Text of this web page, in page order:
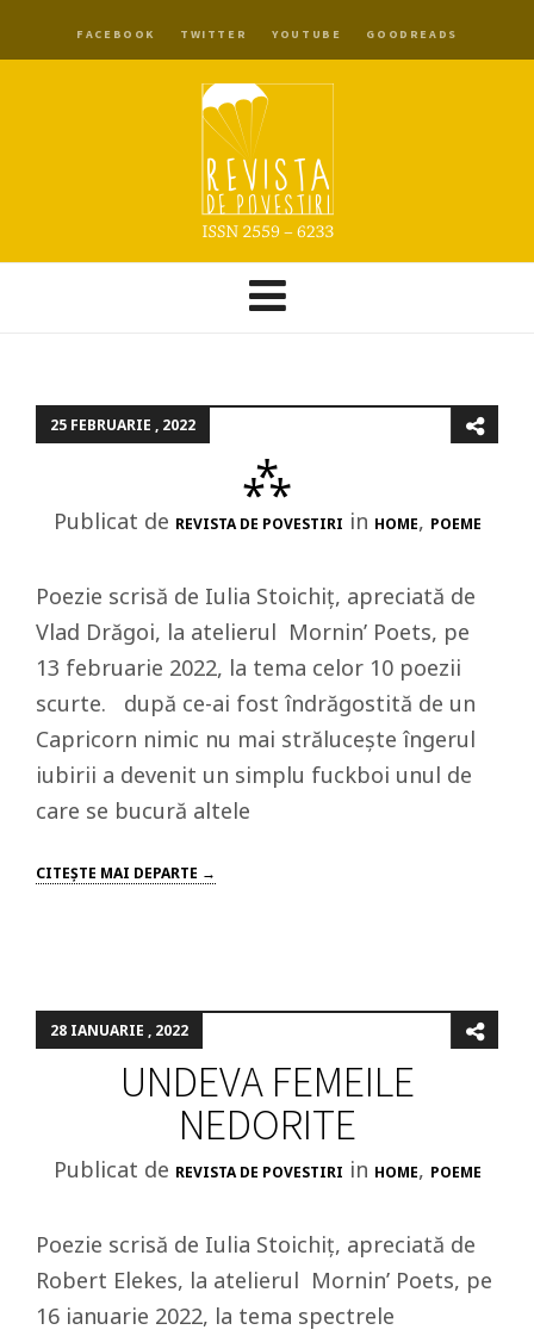
FACEBOOK TWITTER YOUTUBE GOODREADS
25 FEBRUARIE , 2022
⁂
Publicat de REVISTA DE POVESTIRI in HOME, POEME
Poezie scrisă de Iulia Stoichiț, apreciată de
Vlad Drăgoi, la atelierul Mornin’ Poets, pe
13 februarie 2022, la tema celor 10 poezii
scurte. după ce-ai fost îndrăgostită de un
Capricorn nimic nu mai strălucește îngerul
iubirii a devenit un simplu fuckboi unul de
care se bucură altele
CITEŞTE MAI DEPARTE →
28 IANUARIE , 2022
UNDEVA FEMEILE
NEDORITE
Publicat de REVISTA DE POVESTIRI in HOME, POEME
Poezie scrisă de Iulia Stoichiț, apreciată de
Robert Elekes, la atelierul Mornin’ Poets, pe
16 ianuarie 2022, la tema spectrele